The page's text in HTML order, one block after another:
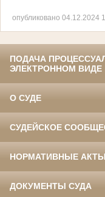
опубликовано
ПОДАЧА
ЭЛЕКТРОННОМ ВИДЕ
О СУДЕ
СУДЕЙСКОЕ
НОРМАТИВНЫЕ АКТЫ
ДОКУМЕНТЫ СУДА